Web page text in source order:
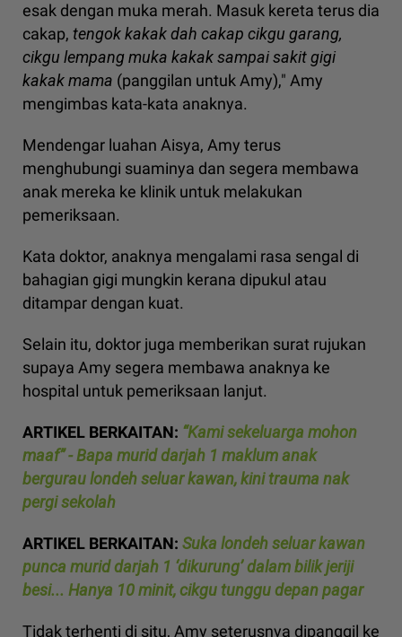
esak dengan muka merah. Masuk kereta terus dia
cakap, tengok kakak dah cakap cikgu garang,
cikgu lempang muka kakak sampai sakit gigi
kakak mama (panggilan untuk Amy)," Amy
mengimbas kata-kata anaknya.
Mendengar luahan Aisya, Amy terus
menghubungi suaminya dan segera membawa
anak mereka ke klinik untuk melakukan
pemeriksaan.
Kata doktor, anaknya mengalami rasa sengal di
bahagian gigi mungkin kerana dipukul atau
ditampar dengan kuat.
Selain itu, doktor juga memberikan surat rujukan
supaya Amy segera membawa anaknya ke
hospital untuk pemeriksaan lanjut.
ARTIKEL BERKAITAN: “Kami sekeluarga mohon
maaf” - Bapa murid darjah 1 maklum anak
bergurau londeh seluar kawan, kini trauma nak
pergi sekolah
ARTIKEL BERKAITAN: Suka londeh seluar kawan
punca murid darjah 1 ‘dikurung’ dalam bilik jeriji
besi... Hanya 10 minit, cikgu tunggu depan pagar
Tidak terhenti di situ, Amy seterusnya dipanggil ke